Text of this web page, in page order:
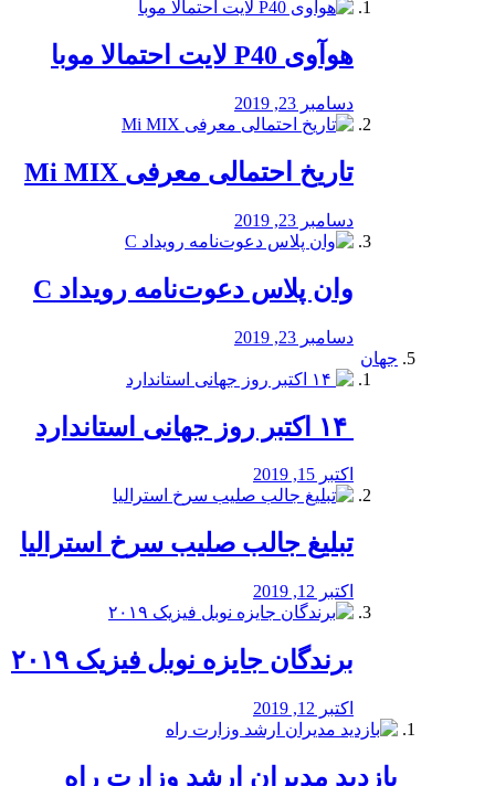
هوآوی P40 لایت احتمالا موبا
دسامبر 23, 2019
تاریخ احتمالی معرفی Mi MIX
دسامبر 23, 2019
وان پلاس دعوت‌نامه رویداد C
دسامبر 23, 2019
جهان
اکتبر 15, 2019
تبلیغ جالب صلیب سرخ استرالیا
اکتبر 12, 2019
برندگان جایزه نوبل فیزیک ۲۰۱۹
اکتبر 12, 2019
بازدید مدیران ارشد وزارت راه